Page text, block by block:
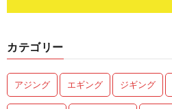
カテゴリー
アジング エギング ジギング